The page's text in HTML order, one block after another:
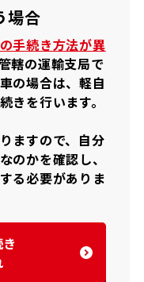
場合
手続き方法が異
轄の運輸支局で
の場合は、軽自
きを行います。
ますので、自分
のかを確認し、
る必要がありま